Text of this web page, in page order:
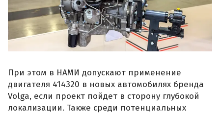
При этом в НАМИ допускают применение
двигателя 414320 в новых автомобилях бренда
Volga, если проект пойдет в сторону глубокой
локализации. Также среди потенциальных